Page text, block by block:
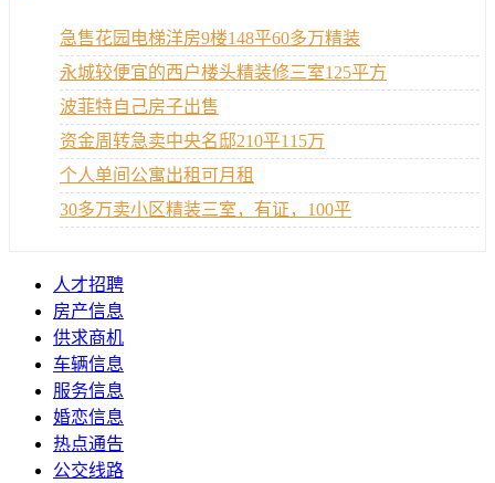
急售花园电梯洋房9楼148平60多万精装
永城较便宜的西户楼头精装修三室125平方
波菲特自己房子出售
资金周转急卖中央名邸210平115万
个人单间公寓出租可月租
30多万卖小区精装三室，有证，100平
人才招聘
房产信息
供求商机
车辆信息
服务信息
婚恋信息
热点通告
公交线路